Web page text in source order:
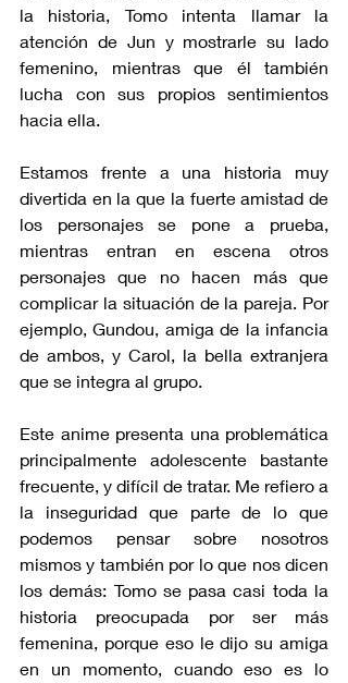
la historia, Tomo intenta llamar la
atención de Jun y mostrarle su lado
femenino, mientras que él también
lucha con sus propios sentimientos
hacia ella.
Estamos frente a una historia muy
divertida en la que la fuerte amistad de
los personajes se pone a prueba,
mientras entran en escena otros
personajes que no hacen más que
complicar la situación de la pareja. Por
ejemplo, Gundou, amiga de la infancia
de ambos, y Carol, la bella extranjera
que se integra al grupo.
Este anime presenta una problemática
principalmente adolescente bastante
frecuente, y difícil de tratar. Me refiero a
la inseguridad que parte de lo que
podemos pensar sobre nosotros
mismos y también por lo que nos dicen
los demás: Tomo se pasa casi toda la
historia preocupada por ser más
femenina, porque eso le dijo su amiga
en un momento, cuando eso es lo